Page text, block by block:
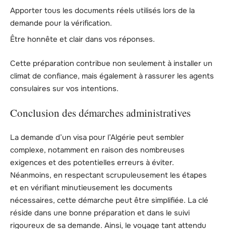
Apporter tous les documents réels utilisés lors de la
demande pour la vérification.
Être honnête et clair dans vos réponses.
Cette préparation contribue non seulement à installer un
climat de confiance, mais également à rassurer les agents
consulaires sur vos intentions.
Conclusion des démarches administratives
La demande d’un visa pour l’Algérie peut sembler
complexe, notamment en raison des nombreuses
exigences et des potentielles erreurs à éviter.
Néanmoins, en respectant scrupuleusement les étapes
et en vérifiant minutieusement les documents
nécessaires, cette démarche peut être simplifiée. La clé
réside dans une bonne préparation et dans le suivi
rigoureux de sa demande. Ainsi, le voyage tant attendu